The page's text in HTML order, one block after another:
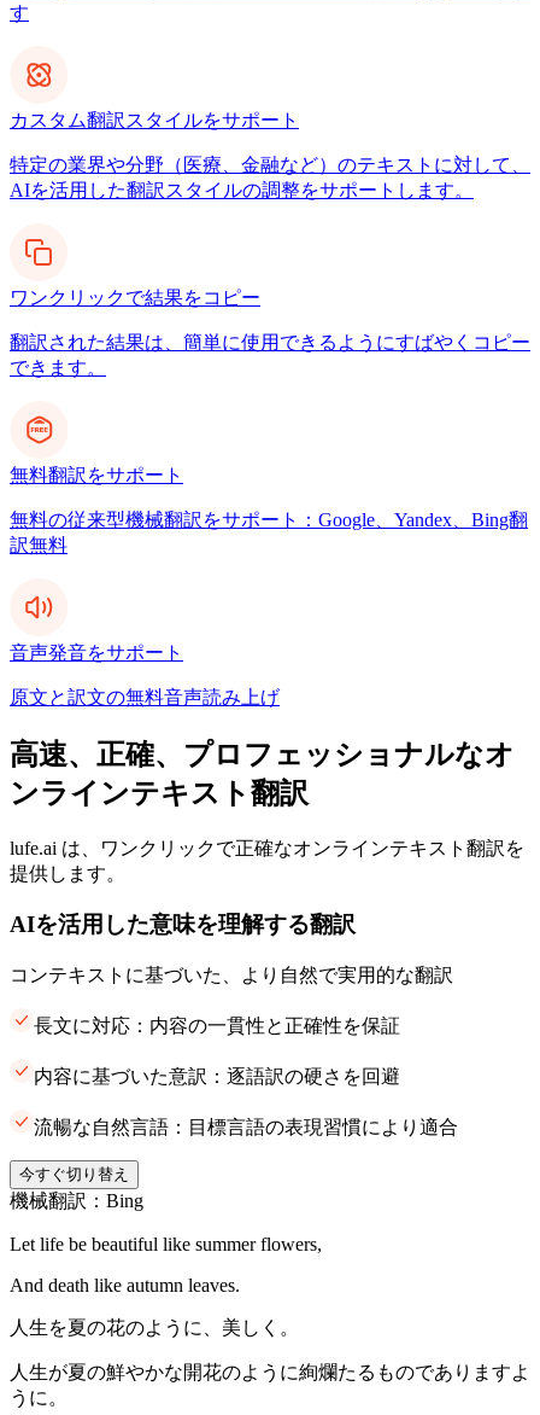
す
カスタム翻訳スタイルをサポート
特定の業界や分野（医療、金融など）のテキストに対して、
AIを活用した翻訳スタイルの調整をサポートします。
ワンクリックで結果をコピー
翻訳された結果は、簡単に使用できるようにすばやくコピー
できます。
無料翻訳をサポート
無料の従来型機械翻訳をサポート：Google、Yandex、Bing翻
訳無料
音声発音をサポート
原文と訳文の無料音声読み上げ
高速、正確、プロフェッショナルなオ
ンラインテキスト翻訳
lufe.ai は、ワンクリックで正確なオンラインテキスト翻訳を
提供します。
AIを活用した意味を理解する翻訳
コンテキストに基づいた、より自然で実用的な翻訳
長文に対応：内容の一貫性と正確性を保証
内容に基づいた意訳：逐語訳の硬さを回避
流暢な自然言語：目標言語の表現習慣により適合
今すぐ切り替え
機械翻訳：Bing
Let life be beautiful like summer flowers,
And death like autumn leaves.
人生を夏の花のように、美しく。
人生が夏の鮮やかな開花のように絢爛たるものでありますよ
うに。